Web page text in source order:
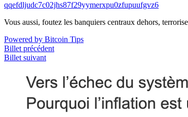
qqefdljudc7c02jhs87f29yymerxpu0zfupuufgvz6
Vous aussi, foutez les banquiers centraux dehors,
Powered by Bitcoin Tips
Billet précédent
Billet suivant